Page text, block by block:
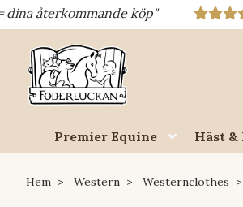
köp" "10%
Premier Equine Häst
Hem Western Westernclothes